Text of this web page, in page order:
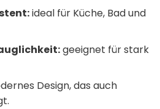
ideal für Küche, Bad und
geeignet für stark
Design, das auch